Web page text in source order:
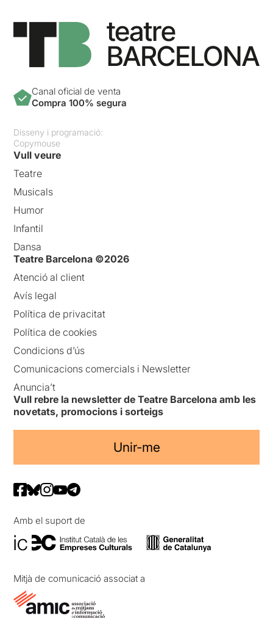
Canal oficial de venta
Compra 100% segura
Disseny i programació:
Copymouse
Vull veure
Teatre
Musicals
Humor
Infantil
Dansa
Teatre Barcelona ©2026
Atenció al client
Avís legal
Política de privacitat
Política de cookies
Condicions d’ús
Comunicacions comercials i Newsletter
Anuncia’t
Vull rebre la newsletter de Teatre Barcelona amb les
novetats, promocions i sorteigs
Unir-me
Amb el suport de
Mitjà de comunicació associat a